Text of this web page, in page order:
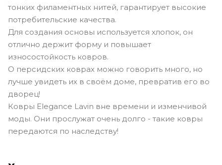
тонких филаментных нитей, гарантирует высокие
потребительские качества.
Для создания основы используется хлопок, он
отлично держит форму и повышает
износостойкость ковров.
О персидских коврах можно говорить много, но
лучше увидеть их в своём доме, превратив его во
дворец!
Ковры Elegance Lavin вне времени и изменчивой
моды. Они прослужат очень долго - такие ковры
передаются по наследству!